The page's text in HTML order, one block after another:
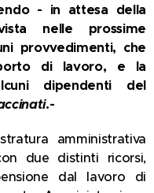
- in attesa della
nelle prossime
provvedimenti, che
di lavoro, e la
dipendenti del
.-
amministrativa
due distinti ricorsi,
dal lavoro di